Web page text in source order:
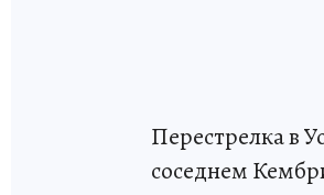
Перестрелка в
соседнем